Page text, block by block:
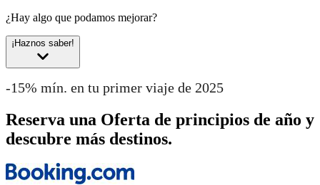
¿Hay algo que podamos mejorar?
¡Haznos saber!
-15% mín. en tu primer viaje de 2025
Reserva una Oferta de principios de año y
descubre más destinos.